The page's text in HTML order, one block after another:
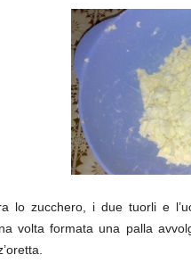
lo zucchero, i due tuorli e
volta formata una palla